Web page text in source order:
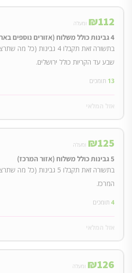
₪112 ומעלה
4 גבינות כולל משלוח (אזורים נוספים בארץ)
בתשורה זאת תקבלו 4 גבינות
שבע עד הקריות כולל ירושלים.
13 תומכים
₪125 ומעלה
5 גבינות כולל משלוח (אזור המרכז)
בתשורה זאת תקבלו 5 גבינות
המרכז.
4 תומכים
₪126 ומעלה